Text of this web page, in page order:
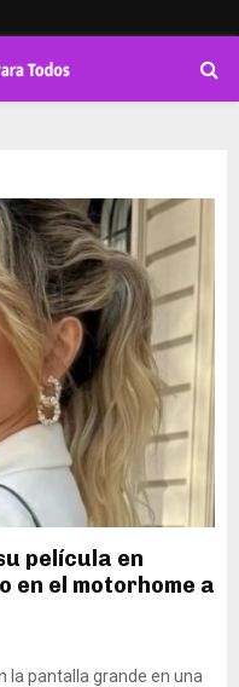
película en
en el motorhome a
la pantalla grande en una